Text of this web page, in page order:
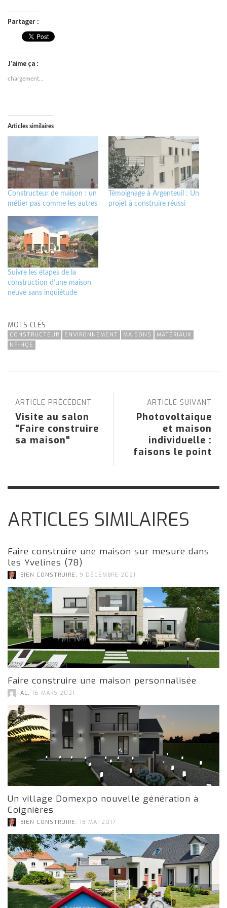
Partager :
J’aime ça :
chargement…
Articles similaires
Constructeur de maison : un
métier pas comme les autres
Témoignage à Argenteuil : Un
projet à construire réussi
Suivre les étapes de la
construction d’une maison
neuve sans inquiétude
MOTS-CLÉS
CONSTRUCTEUR ENVIRONNEMENT MAISONS
MATÉRIAUX
NF-HQE
ARTICLE SUIVANT
Photovoltaique
et maison
individuelle :
faisons le point
ARTICLE PRÉCÉDENT
Visite au salon
"Faire construire
sa maison"
ARTICLES SIMILAIRES
Faire construire une maison sur mesure dans
les Yvelines (78)
BIEN CONSTRUIRE , 9 DÉCEMBRE 2021
Faire construire une maison personnalisée
AL, 16 MARS 2021
Un village Domexpo nouvelle génération à
Coignières
BIEN CONSTRUIRE , 18 MAI 2017